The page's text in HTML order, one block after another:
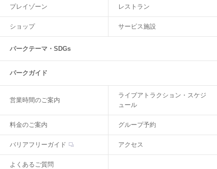
プレイゾーン レストラン
ショップ サービス施設
パークテーマ・SDGs
パークガイド
営業時間のご案内
ライブアトラクション・スケジ
ュール
料金のご案内 グループ予約
バリアフリーガイド アクセス
よくあるご質問